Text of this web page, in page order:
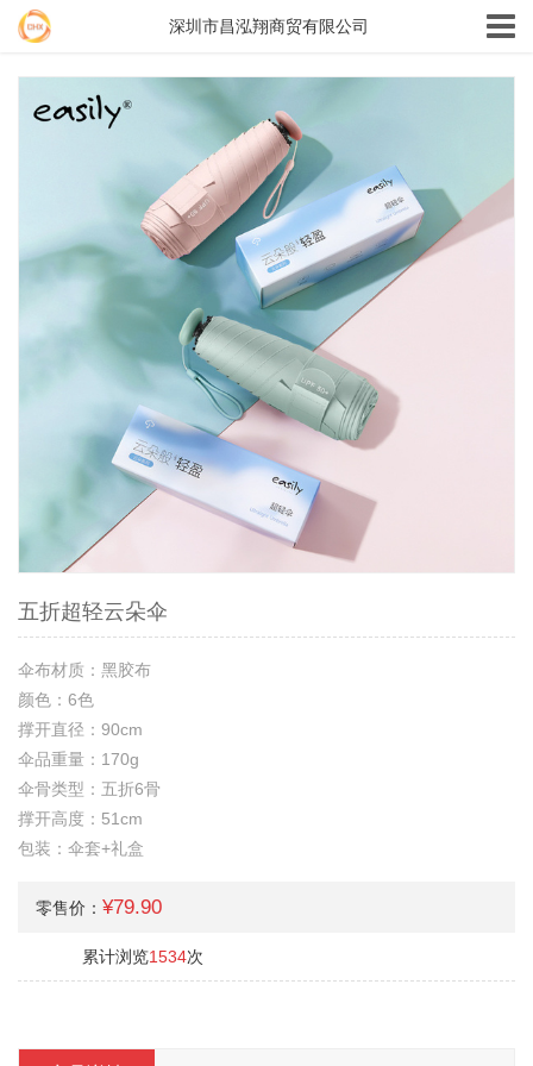
五折超轻云朵伞
伞布材质：黑胶布
颜色：6色
撑开直径：90cm
伞品重量：170g
伞骨类型：五折6骨
撑开高度：51cm
包装：伞套+礼盒
零售价： ¥79.90
累计浏览1534次
深圳市昌泓翔商贸有限公司